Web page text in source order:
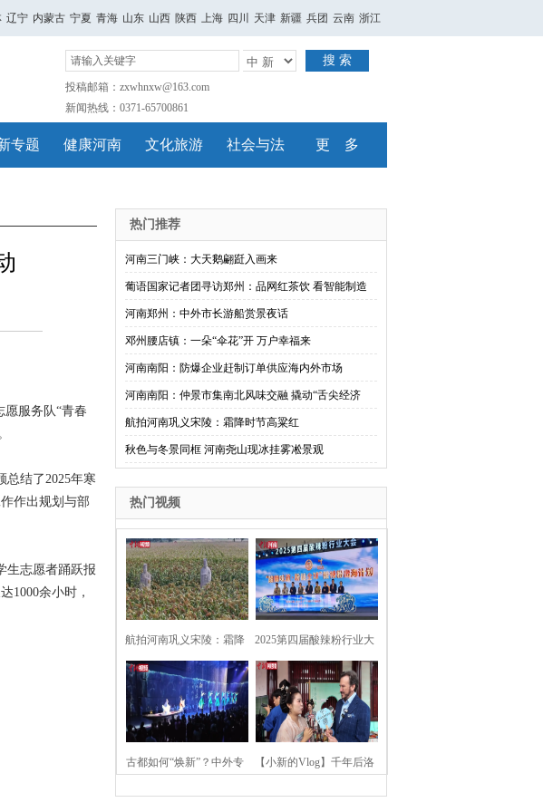
辽宁 内蒙古 宁夏 青海 山东 山西 陕西 上海 四川 天津 新疆 兵团 云南 浙江
搜 索
投稿邮箱：zxwhnxw@163.com
新闻热线：0371-65700861
专题 健康河南 文化旅游 社会与法 更 多
服务队“青春
结了2025年寒
作出规划与部
生志愿者踊跃报
1000余小时，
热门推荐
河南三门峡：大天鹅翩跹入画来
葡语国家记者团寻访郑州：品网红茶饮 看智能制造
河南郑州：中外市长游船赏景夜话
邓州腰店镇：一朵“伞花”开 万户幸福来
河南南阳：防爆企业赶制订单供应海内外市场
河南南阳：仲景市集南北风味交融 撬动“舌尖经济
航拍河南巩义宋陵：霜降时节高粱红
秋色与冬景同框 河南尧山现冰挂雾凇景观
热门视频
航拍河南巩义宋陵：霜降
时节高粱红
2025第四届酸辣粉行业大
会在河南开封举行
古都如何“焕新”？中外专 【小新的Vlog】千年后洛